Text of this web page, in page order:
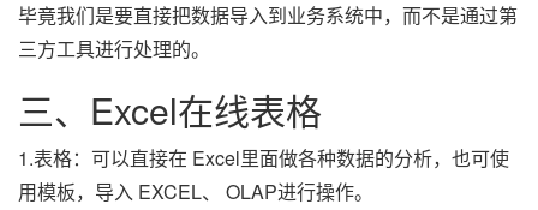
毕竟我们是要直接把数据导入到业务系统中，而不是通过第
三方工具进行处理的。
三、Excel在线表格
1.表格：可以直接在 Excel里面做各种数据的分析，也可使
用模板，导入 EXCEL、 OLAP进行操作。